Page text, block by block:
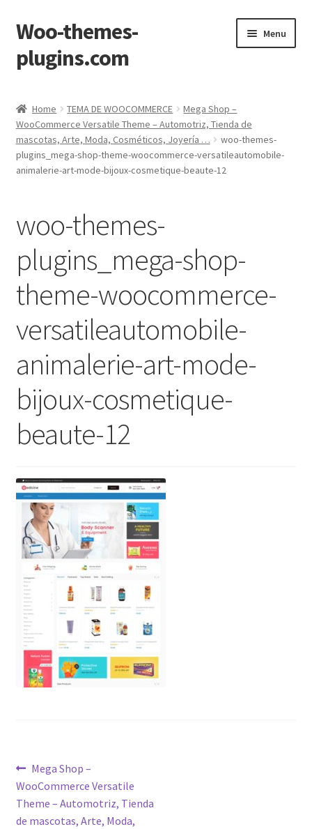
Skip
to
navigation
Skip
to
content
Woo-themes-
plugins.com
Menu
Home TEMA DE WOOCOMMERCE
Mega Shop –
WooCommerce Versatile Theme – Automotriz, Tienda de
mascotas, Arte, Moda, Cosméticos, Joyería …
woo-themes-
plugins_mega-shop-theme-woocommerce-versatileautomobile-
animalerie-art-mode-bijoux-cosmetique-beaute-12
woo-themes-
plugins_mega-shop-
theme-woocommerce-
versatileautomobile-
animalerie-art-mode-
bijoux-cosmetique-
beaute-12
Post
navigation
Previous
post:
Mega Shop –
WooCommerce Versatile
Theme – Automotriz, Tienda
de mascotas, Arte, Moda,